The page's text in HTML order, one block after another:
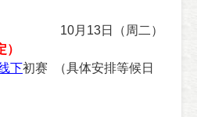
10月 13日（周二）
）
下初赛
（具体安排等候日